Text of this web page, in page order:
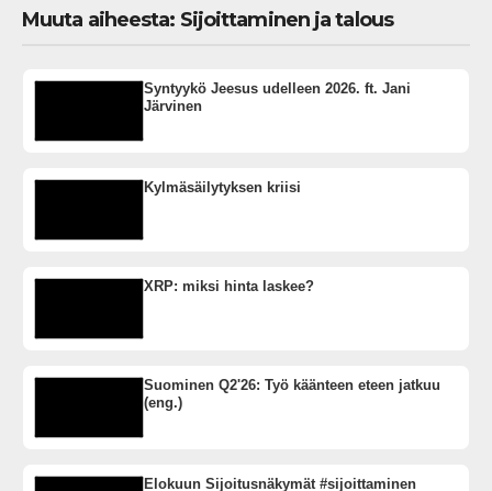
Muuta aiheesta: Sijoittaminen ja talous
Syntyykö Jeesus udelleen 2026. ft. Jani
Järvinen
Kylmäsäilytyksen kriisi
XRP: miksi hinta laskee?
Suominen Q2'26: Työ käänteen eteen jatkuu
(eng.)
Elokuun Sijoitusnäkymät #sijoittaminen